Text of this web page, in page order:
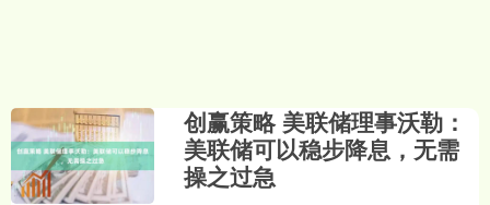
创赢策略 美联储理事沃勒：
美联储可以稳步降息，无需
操之过急